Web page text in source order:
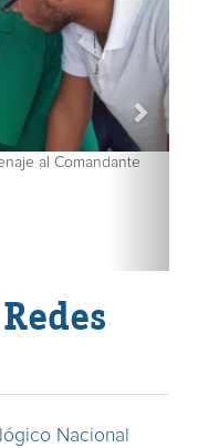
al Comandante
Nacional